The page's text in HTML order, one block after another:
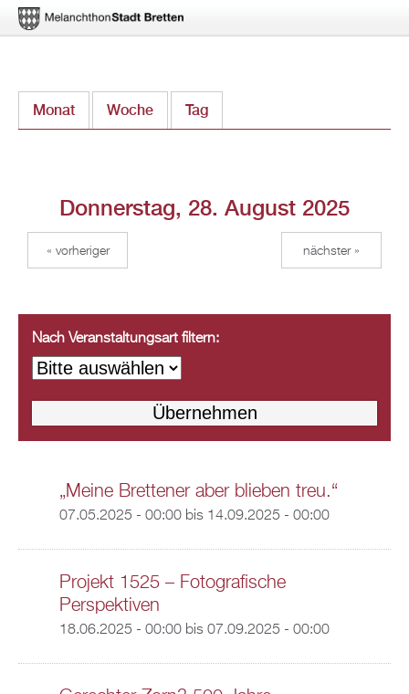
zum
Monat Woche Tag
Donnerstag, 28. August 2025
« vorheriger nächster »
Nach Veranstaltungsart filtern:
„Meine Brettener aber blieben treu.“
07.05.2025 - 00:00bis 14.09.2025 - 00:00
Projekt 1525 – Fotografische
Perspektiven
18.06.2025 - 00:00bis 07.09.2025 - 00:00